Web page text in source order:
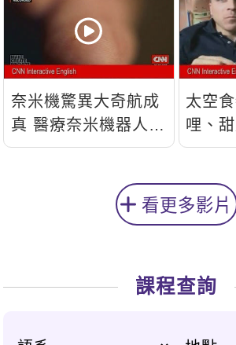
奈米機驚異大奇航成
真 醫療奈米機器人問
世
太空食
哩、
看更多影片
課程查詢